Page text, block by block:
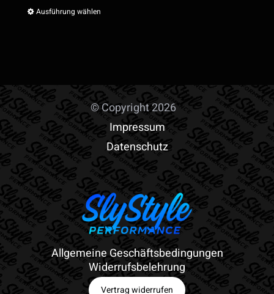
Ausführung wählenDieses
Varianten
auf.
Die
Optionen
können
auf
der
Produktseite
gewählt
werden
© Copyright 2026
Impressum
Datenschutz
Allgemeine Geschäftsbedingungen
Widerrufsbelehrung
Vertrag widerrufen